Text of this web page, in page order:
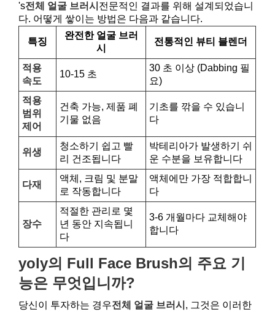
's전체 얼굴 브러시 전문적인 결과를 위해 설계되었습니
다. 어떻게 쌓이는 방법은 다음과 같습니다.
특징
완전한 얼굴 브러
시
전통적인 뷰티 블렌더
적용
속도
10-15 초
30 초 이상 (Dabbing 필
요)
적용
범위
제어
건축 가능, 제품 폐
기물 없음
기초를 깎을 수 있습니
다
위생
청소하기 쉽고 빨
리 건조됩니다
박테리아가 발생하기 쉬
운 수분을 보유합니다
다재
액체, 크림 및 분말
로 작동합니다
액체에만 가장 적합합니
다
장수
적절한 관리로 몇
년 동안 지속됩니
다
3-6 개월마다 교체해야
합니다
yoly의 Full Face Brush의 주요 기
능은 무엇입니까?
당신이 투자하는 경우전체 얼굴 브러시 , 그것은 이러한